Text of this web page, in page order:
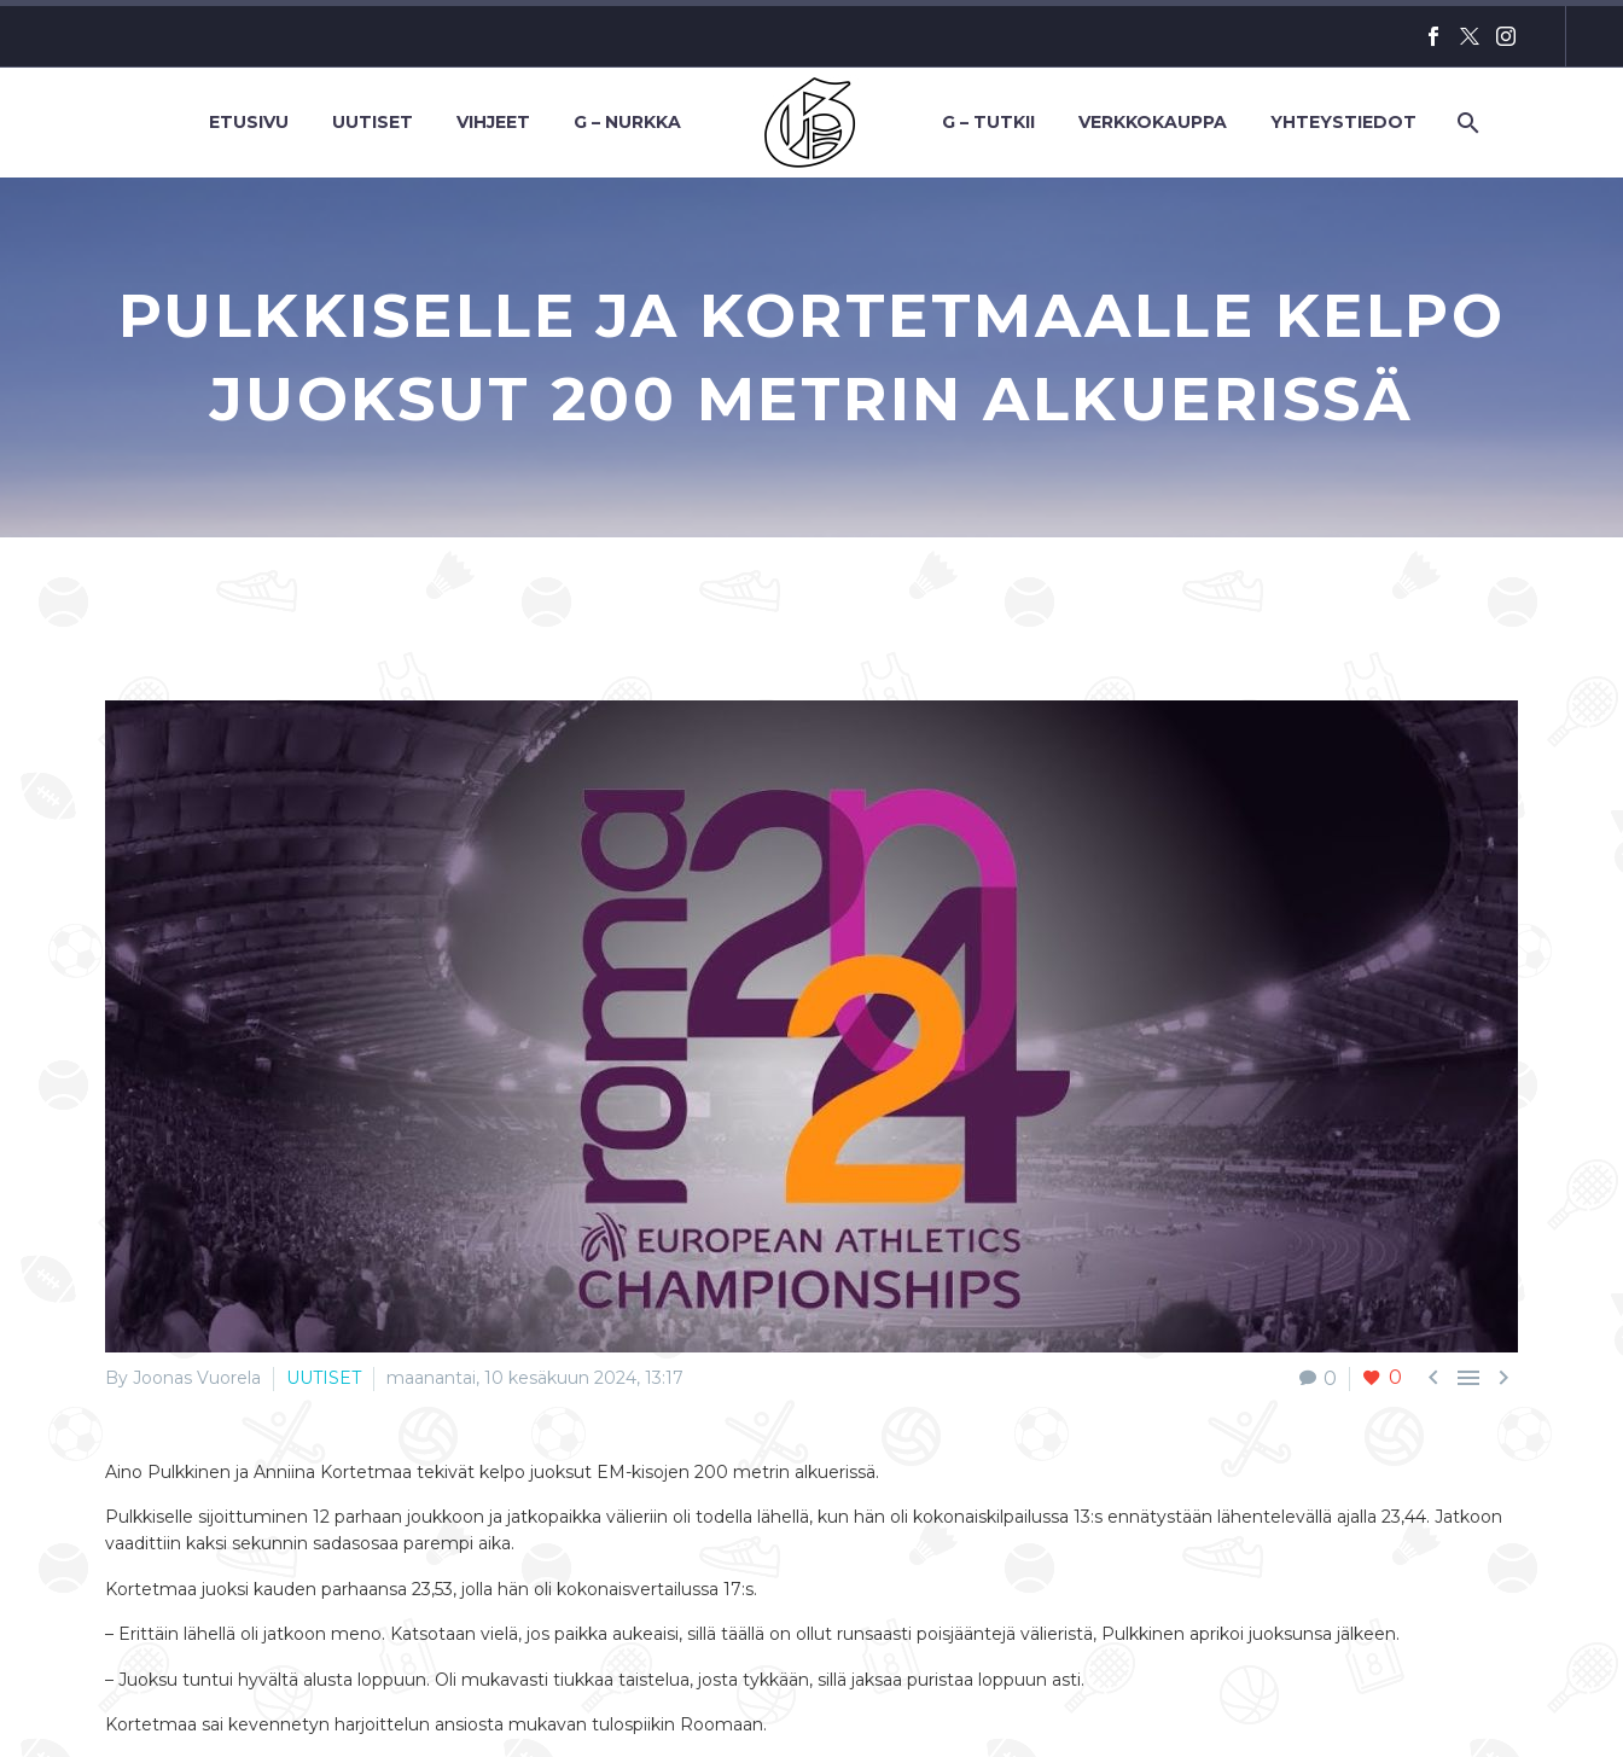
ETUSIVU UUTISET VIHJEET G – NURKKA G – TUTKII VERKKOKAUPPA YHTEYSTIEDOT
PULKKISELLE JA KORTETMAALLE KELPO
JUOKSUT 200 METRIN ALKUERISSÄ
0 0   
By Joonas Vuorela UUTISET maanantai, 10 kesäkuun 2024, 13:17
Aino Pulkkinen ja Anniina Kortetmaa tekivät kelpo juoksut EM-kisojen 200 metrin alkuerissä.
Pulkkiselle sijoittuminen 12 parhaan joukkoon ja jatkopaikka välieriin oli todella lähellä, kun hän oli kokonaiskilpailussa 13:s ennätystään lähentelevällä ajalla 23,44. Jatkoon
vaadittiin kaksi sekunnin sadasosaa parempi aika.
Kortetmaa juoksi kauden parhaansa 23,53, jolla hän oli kokonaisvertailussa 17:s.
– Erittäin lähellä oli jatkoon meno. Katsotaan vielä, jos paikka aukeaisi, sillä täällä on ollut runsaasti poisjääntejä välieristä, Pulkkinen aprikoi juoksunsa jälkeen.
– Juoksu tuntui hyvältä alusta loppuun. Oli mukavasti tiukkaa taistelua, josta tykkään, sillä jaksaa puristaa loppuun asti.
Kortetmaa sai kevennetyn harjoittelun ansiosta mukavan tulospiikin Roomaan.